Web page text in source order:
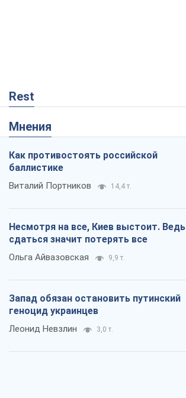
Rest
Мнения
Как противостоять российской
баллистике
Виталий Портников 14,4 т.
Несмотря на все, Киев выстоит. Ведь
сдаться значит потерять все
Ольга Айвазовская 9,9 т.
Запад обязан остановить путинский
геноцид украинцев
Леонид Невзлин 3,0 т.